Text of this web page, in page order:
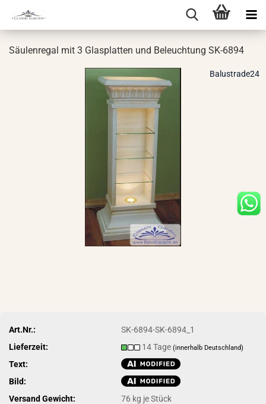
Säu­len­re­gal mit 3 Glas­plat­ten und Be­leuch­tung SK-​6894
Balustrade24
Art.Nr.:
SK-6894-SK-6894_1
Lieferzeit:
14 Tage(innerhalb Deutschland)
Text:
Bild:
Versand Gewicht:
76 kg je Stück